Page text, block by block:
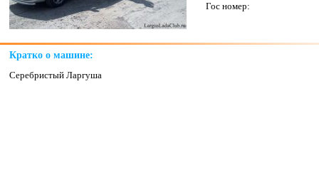
Гос номер:
Кратко о машине:
Серебристый Ларгуша